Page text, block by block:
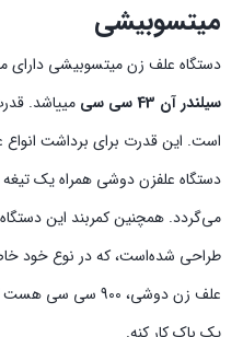
میتسوبیشی
دستگاه علف زن میتسوبیشی دارای موتور 2 زمانه می
سیلندر آن 43 سی سی
مییاشد.
است. این قدرت برای برداشت
می‌گردد. همچنین کمربند این
طراحی شده‌است، که در نوع خود